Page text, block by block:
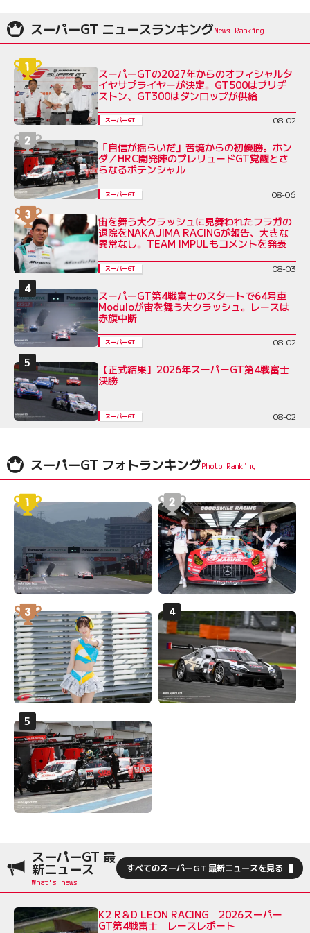
スーパーGT ニュースランキング
スーパーGTの2027年からのオフィシャルタ
イヤサプライヤーが決定。GT500はブリヂ
ストン、GT300はダンロップが供給
スーパーGT 08-02
「自信が揺らいだ」苦境からの初優勝。ホン
ダ／HRC開発陣のプレリュードGT覚醒とさ
らなるポテンシャル
スーパーGT 08-06
宙を舞う大クラッシュに見舞われたフラガの
退院をNAKAJIMA RACINGが報告、大きな
異常なし。TEAM IMPULもコメントを発表
スーパーGT 08-03
スーパーGT第4戦富士のスタートで64号車
Moduloが宙を舞う大クラッシュ。レースは
赤旗中断
スーパーGT 08-02
【正式結果】2026年スーパーGT第4戦富士
決勝
スーパーGT 08-02
スーパーGT フォトランキング
スーパーGT 最
新ニュース すべてのスーパーGT 最新ニュースを見る
K2 R＆D LEON RACING 2026スーパー
GT第4戦富士 レースレポート